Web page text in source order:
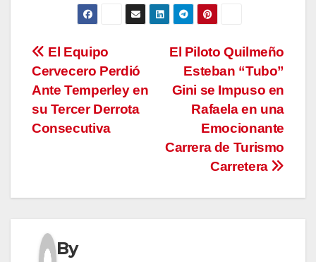
Navegación
de
entradas
El Piloto Quilmeño
Esteban “Tubo”
Gini se Impuso en
Rafaela en una
Emocionante
Carrera de Turismo
Carretera
El Equipo
Cervecero Perdió
Ante Temperley en
su Tercer Derrota
Consecutiva
By